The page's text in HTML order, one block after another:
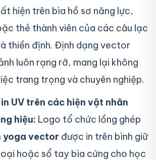
hiện trên bìa hồ sơ năng lực,
thẻ thành viên của các câu lạc
thiền định. Định dạng vector
luôn rạng rỡ, mang lại không
trang trọng và chuyên nghiệp.
UV trên các hiện vật nhân
hiệu: Logo tổ chức lồng ghép
yoga vector được in trên bình giữ
hoặc sổ tay bìa cứng cho học